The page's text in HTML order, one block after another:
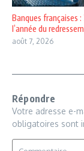
Banques françaises :
l’année du
août 7, 2026
Répondre
Votre adresse e-
obligatoires sont